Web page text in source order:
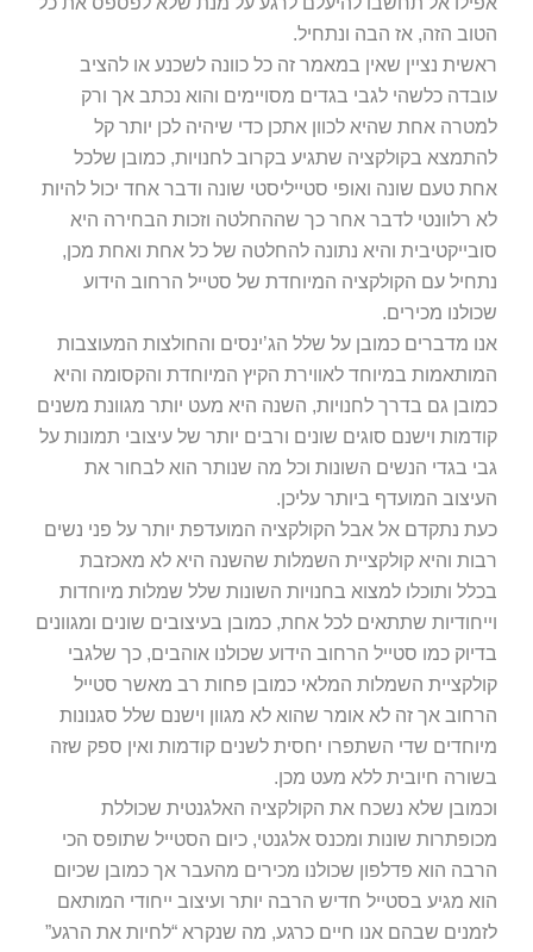
הטוב הזה, אז הבה ונתחיל.
ראשית נציין שאין במאמר זה כל כוונה לשכנע או להציב
עובדה כלשהי לגבי בגדים מסויימים והוא נכתב אך ורק
למטרה אחת שהיא לכוון אתכן כדי שיהיה לכן יותר קל
להתמצא בקולקציה שתגיע בקרוב לחנויות, כמובן שלכל
אחת טעם שונה ואופי סטייליסטי שונה ודבר אחד יכול להיות
לא רלוונטי לדבר אחר כך שההחלטה וזכות הבחירה היא
סובייקטיבית והיא נתונה להחלטה של כל אחת ואחת מכן,
נתחיל עם הקולקציה המיוחדת של סטייל הרחוב הידוע
שכולנו מכירים.
אנו מדברים כמובן על שלל הג’ינסים והחולצות המעוצבות
המותאמות במיוחד לאווירת הקיץ המיוחדת והקסומה והיא
כמובן גם בדרך לחנויות, השנה היא מעט יותר מגוונת משנים
קודמות וישנם סוגים שונים ורבים יותר של עיצובי תמונות על
גבי בגדי הנשים השונות וכל מה שנותר הוא לבחור את
העיצוב המועדף ביותר עליכן.
כעת נתקדם אל אבל הקולקציה המועדפת יותר על פני נשים
רבות והיא קולקציית השמלות שהשנה היא לא מאכזבת
בכלל ותוכלו למצוא בחנויות השונות שלל שמלות מיוחדות
וייחודיות שתתאים לכל אחת, כמובן בעיצובים שונים ומגוונים
בדיוק כמו סטייל הרחוב הידוע שכולנו אוהבים, כך שלגבי
קולקציית השמלות המלאי כמובן פחות רב מאשר סטייל
הרחוב אך זה לא אומר שהוא לא מגוון וישנם שלל סגנונות
מיוחדים שדי השתפרו יחסית לשנים קודמות ואין ספק שזה
בשורה חיובית ללא מעט מכן.
וכמובן שלא נשכח את הקולקציה האלגנטית שכוללת
מכופתרות שונות ומכנס אלגנטי, כיום הסטייל שתופס הכי
הרבה הוא פדלפון שכולנו מכירים מהעבר אך כמובן שכיום
הוא מגיע בסטייל חדיש הרבה יותר ועיצוב ייחודי המותאם
לזמנים שבהם אנו חיים כרגע, מה שנקרא “לחיות את הרגע”